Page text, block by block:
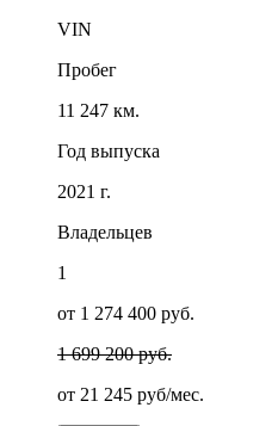
VIN
Пробег
11 247 км.
Год выпуска
2021 г.
Владельцев
1
от 1 274 400 руб.
1 699 200 руб.
от 21 245 руб/мес.